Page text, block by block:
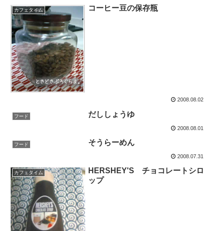
カフェタイム コーヒー豆の保存瓶
2008.08.02
フード だししょうゆ
2008.08.01
フード そうらーめん
2008.07.31
カフェタイム
HERSHEY'S チョコレートシロ
ップ